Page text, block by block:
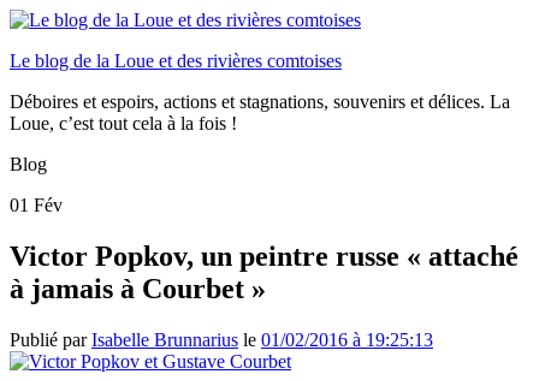
Le blog de la Loue et des rivières comtoises
Déboires et espoirs, actions et stagnations, souvenirs et délices. La
Loue, c’est tout cela à la fois !
Blog
01 Fév
Victor Popkov, un peintre russe « attaché
à jamais à Courbet »
Publié parIsabelle Brunnarius le 01/02/2016 à 19:25:13